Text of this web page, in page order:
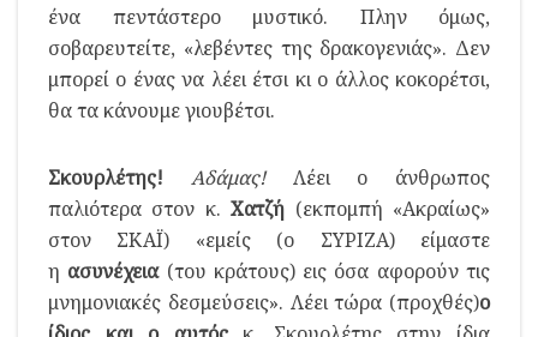
ένα πεντάστερο μυστικό. Πλην όμως,
σοβαρευτείτε, «λεβέντες της δρακογενιάς». Δεν
μπορεί ο ένας να λέει έτσι κι ο άλλος κοκορέτσι,
θα τα κάνουμε γιουβέτσι.
Σκουρλέτης! Αδάμας!Λέει ο άνθρωπος
παλιότερα στον κ.Χατζή (εκπομπή «Ακραίως»
στον ΣΚΑΪ) «εμείς (ο ΣΥΡΙΖΑ) είμαστε
η ασυνέχεια(του κράτους) εις όσα αφορούν τις
μνημονιακές δεσμεύσεις». Λέει τώρα (προχθές)ο